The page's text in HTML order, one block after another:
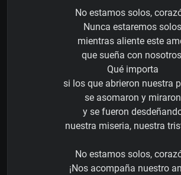
No estamos solos,
Nunca estaremos solos
mientras aliente este
que sueña con
Qué importa
si los que abrieron nuestra
se asomaron y miraron
y se fueron
nuestra miseria, nuestra
No estamos solos,
¡Nos acompaña nuestro